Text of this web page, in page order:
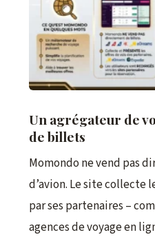
Un agrégateur de
de billets
Momondo ne vend pas
d’avion. Le site collecte
par ses partenaires –
agences de voyage en